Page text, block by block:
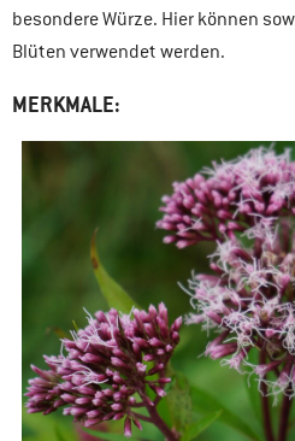
besondere Würze. Hier können
Blüten verwendet werden.
MERKMALE: